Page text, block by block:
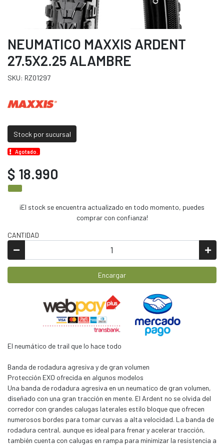
NEUMATICO MAXXIS ARDENT
27.5X2.25 ALAMBRE
SKU: RZ01297
Stock por sucursal
Agotado.
$ 18.990
¡El stock se encuentra actualizado en todo momento, puedes
comprar con confianza!
CANTIDAD
Encargar
El neumático de trail que lo hace todo
Banda de rodadura agresiva y de gran volumen
Protección EXO ofrecida en algunos modelos
Una banda de rodadura agresiva en un neumatico de gran volumen,
diseñado con una gran tracción en mente. El Ardent no se olvida del
corredor con grandes calugas laterales estilo bloque que ofrecen
numerosos bordes para tomar curvas a alta velocidad. La banda de
rodadura central, aunque es ideal para frenar y acelerar tracción,
también cuenta con calugas en rampa para minimizar la resistencia a